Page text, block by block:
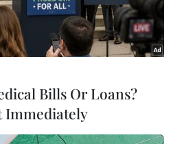
Bills Or Loans?
Immediately